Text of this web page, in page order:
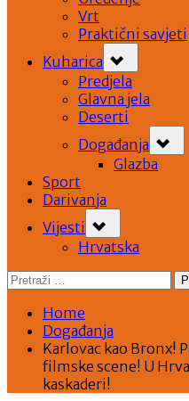
Vrt
Praktični savjeti
Kuharica
sub-
menu
Predjela
Glavna jela
Deserti
Događanja
sub-
menu
Glazba
Sport
Darivanja
Vijesti
sub-
menu
Hrvatska
Pretraži:
Home
Događanja
Karlovac kao Bronx!
filmske scene! U
kaskaderi!